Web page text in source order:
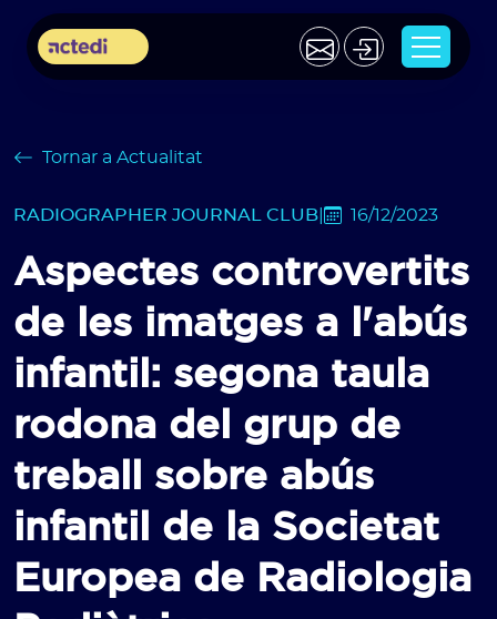
Tornar a Actualitat
RADIOGRAPHER JOURNAL CLUB 16/12/2023
Aspectes controvertits
de les imatges a l'abús
infantil: segona taula
rodona del grup de
treball sobre abús
infantil de la Societat
Europea de Radiologia